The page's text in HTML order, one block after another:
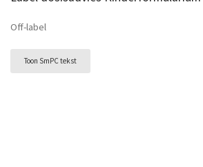
Off-label
Toon SmPC tekst